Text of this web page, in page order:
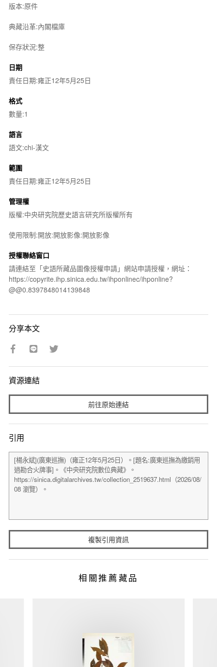
版本:原件
典藏沿革:內閣檔庫
保存狀況:整
日期
責任日期:雍正12年5月25日
格式
數量:1
語言
語文:chi-漢文
範圍
責任日期:雍正12年5月25日
管理權
版權:中央研究院歷史語言研究所版權所有
使用限制:開放:開放影像:開放影像
授權聯絡窗口
請連結至「史語所藏品圖像授權申請」網站申請授權，網址：
https://copyrite.ihp.sinica.edu.tw/ihponlinec/ihponline?
@@0.8397848014139848
分享本文
資源連結
前往原始連結
引用
複製引用資訊
相關推薦藏品